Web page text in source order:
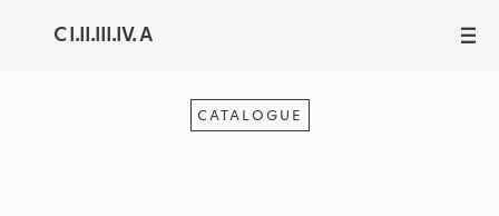
C I.II.III.IV. A III
CATALOGUE